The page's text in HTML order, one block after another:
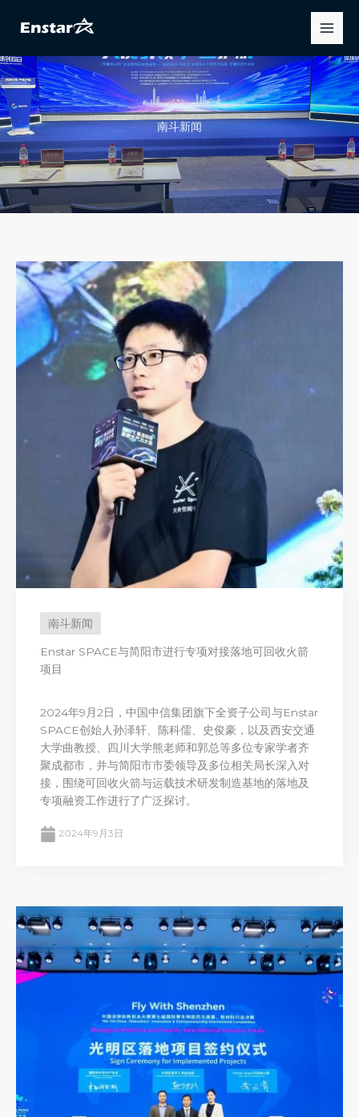
容
Main
南斗新闻
南斗新闻
Enstar SPACE与简阳市进行专项对接落地可回收火箭
项目
2024年9月2日，中国中信集团旗下全资子公司与Enstar
SPACE创始人孙泽轩、陈科儒、史俊豪，以及西安交通
大学曲教授、四川大学熊老师和郭总等多位专家学者齐
聚成都市，并与简阳市市委领导及多位相关局长深入对
接，围绕可回收火箭与运载技术研发制造基地的落地及
专项融资工作进行了广泛探讨。
2024年9月3日